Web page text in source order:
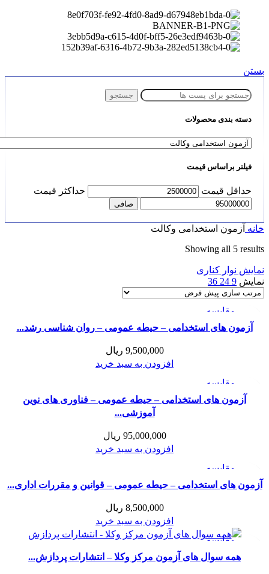
بستن
جستجو
دسته بندی محصولات
فیلتر براساس قیمت
حداقل قیمت حداكثر قيمت
صافی
خانه آزمون استخدامی وکالت
Showing all 5 results
نمایش نوار کناری
نمایش 9
24
36
مقايسه
نمایش سریع
آزمون های استخدامی – حیطه عمومی – روان شناسی رشد...
9,500,000 ریال
افزودن به سبد خرید
مقايسه
نمایش سریع
آزمون های استخدامی – حیطه عمومی – فناوری های نوین
آموزشی...
95,000,000 ریال
افزودن به سبد خرید
مقايسه
نمایش سریع
آزمون های استخدامی – حیطه عمومی – قوانین و مقررات اداری...
8,500,000 ریال
افزودن به سبد خرید
مقايسه
نمایش سریع
همه سوال های آزمون مرکز وکلا – انتشارات پردازش...